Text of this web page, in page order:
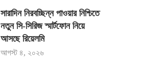
সারাদিন নিরবচ্ছিন্ন পাওয়ার নিশ্চিতে
নতুন সি-সিরিজ স্মার্টফোন নিয়ে
আসছে রিয়েলমি
আগস্ট ৪, ২০২৬